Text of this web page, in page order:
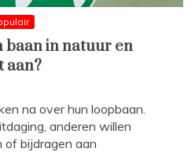
baan in natuur en
aan?
na over hun loopbaan.
anderen willen
of bijdragen aan